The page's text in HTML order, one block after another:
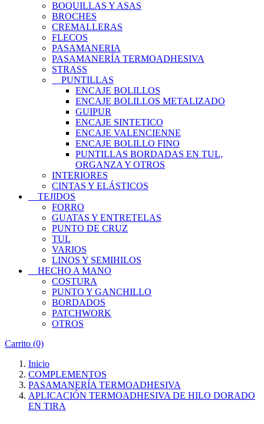
BOQUILLAS Y ASAS
BROCHES
CREMALLERAS
FLECOS
PASAMANERIA
PASAMANERÍA TERMOADHESIVA
STRASS
PUNTILLAS
ENCAJE BOLILLOS
ENCAJE BOLILLOS METALIZADO
GUIPUR
ENCAJE SINTETICO
ENCAJE VALENCIENNE
ENCAJE BOLILLO FINO
PUNTILLAS BORDADAS EN TUL,
ORGANZA Y OTROS
INTERIORES
CINTAS Y ELÁSTICOS
TEJIDOS
FORRO
GUATAS Y ENTRETELAS
PUNTO DE CRUZ
TUL
VARIOS
LINOS Y SEMIHILOS
HECHO A MANO
COSTURA
PUNTO Y GANCHILLO
BORDADOS
PATCHWORK
OTROS
Carrito (0)
Inicio
COMPLEMENTOS
PASAMANERÍA TERMOADHESIVA
APLICACIÓN TERMOADHESIVA DE HILO DORADO
EN TIRA